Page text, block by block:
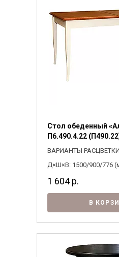
Стол обеденный
П6.490.4.22
ВАРИАНТЫ РАСЦВЕТКИ
Д×Ш×В: 1500/900/776
1 604р.
В